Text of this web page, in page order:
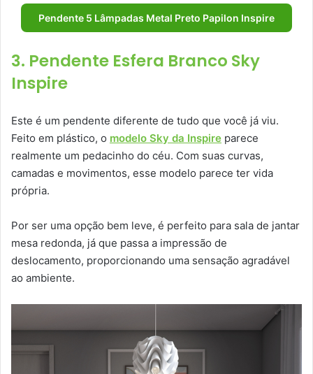
Pendente 5 Lâmpadas Metal Preto Papilon Inspire
3. Pendente Esfera Branco Sky
Inspire
Este é um pendente diferente de tudo que você já viu.
Feito em plástico, o modelo Sky da Inspire parece
realmente um pedacinho do céu. Com suas curvas,
camadas e movimentos, esse modelo parece ter vida
própria.
Por ser uma opção bem leve, é perfeito para sala de jantar
mesa redonda, já que passa a impressão de
deslocamento, proporcionando uma sensação agradável
ao ambiente.